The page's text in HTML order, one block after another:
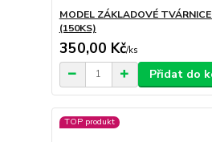
MODEL ZÁKLADOVÉ
(150KS)
350,00 Kč/ks
Přidat do
TOP produkt